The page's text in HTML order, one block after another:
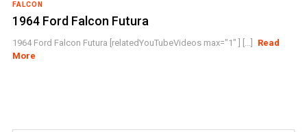
FALCON
1964 Ford Falcon Futura
1964 Ford Falcon Futura [relatedYouTubeVideos max="1" ] [...]
Read
More